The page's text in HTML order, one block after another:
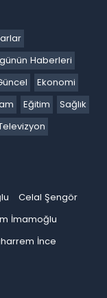
Haberleri
Ekonomi
Eğitim
Sağlık
Celal Şengör
İmamoğlu
İnce